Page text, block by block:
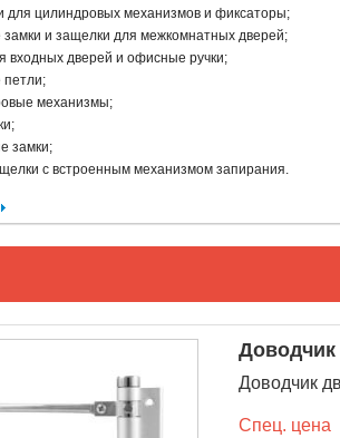
для цилиндровых механизмов и фиксаторы;
замки и защелки для межкомнатных дверей;
входных дверей и офисные ручки;
механизмы;
замки;
с встроенным механизмом запирания.
Доводчик
Спец. цена